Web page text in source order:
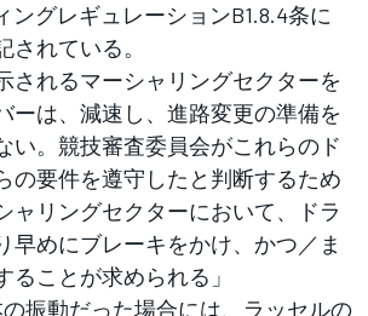
ングレギュレーションB1.8.4条に
されている。
されるマーシャリングセクターを
ーは、減速し、進路変更の準備を
い。競技審査委員会がこれらのド
の要件を遵守したと判断するため
ャリングセクターにおいて、ドラ
早めにブレーキをかけ、かつ／ま
ることが求められる」
振動だった場合には、ラッセルの